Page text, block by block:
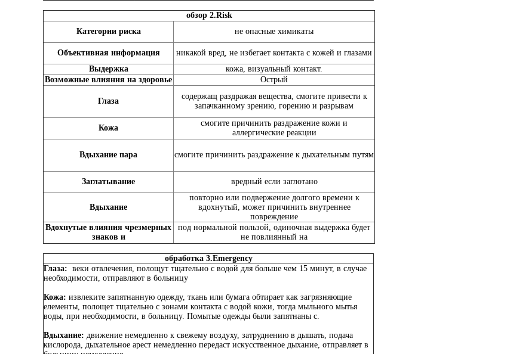
обзор 2.Risk
Категории риска
не опасные химикаты
Объективная информация
никакой вред, не избегает контакта с кожей и глазами
Выдержка
кожа, визуальный контакт.
Возможные влияния на здоровье
Острый
Глаза
содержащ раздражая вещества, смогите привести к
запачканному зрению, горению и разрывам
Кожа
смогите причинить раздражение кожи и
аллергические реакции
Вдыхание пара смогите причинить раздражение к дыхательным путям
Заглатывание вредный если заглотано
Вдыхание
повторно или подвержение долгого времени к
вдохнутый, может причинить внутреннее
повреждение
Вдохнутые влияния чрезмерных
знаков и
под нормальной пользой, одиночная выдержка будет
не повлиянный на
обработка 3.Emergency
Глаза: веки отвлечения, полощут тщательно с водой для больше чем 15 минут, в случае
необходимости, отправляют в больницу
Кожа: извлеките запятнанную одежду, ткань или бумага обтирает как загрязняющие
елементы, полощет тщательно с зонами контакта с водой кожи, тогда мыльного мытья
воды, при необходимости, в больницу. Помытые одежды были запятнаны с.
Вдыхание: движение немедленно к свежему воздуху, затруднению в дышать, подача
кислорода, дыхательное арест немедленно передаст искусственное дыхание, отправляет в